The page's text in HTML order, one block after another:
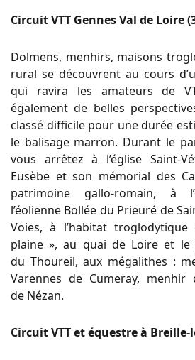
Circuit VTT Gennes Val de Loire
Dolmens, menhirs, maisons
rural se découvrent au cours
qui ravira les amateurs de
également de belles
classé difficile pour une durée
le balisage marron. Durant le
vous arrêtez à l’église Saint-
Eusèbe et son mémorial des
patrimoine gallo-romain, à
l’éolienne Bollée du Prieuré de
Voies, à l’habitat
plaine », au quai de Loire et le
du Thoureil, aux mégalithes :
Varennes de Cumeray, menhir
de Nézan.
Circuit VTT et équestre à Breille-